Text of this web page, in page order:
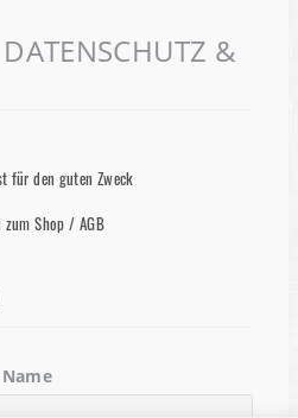
&
für den guten Zweck
Shop / AGB